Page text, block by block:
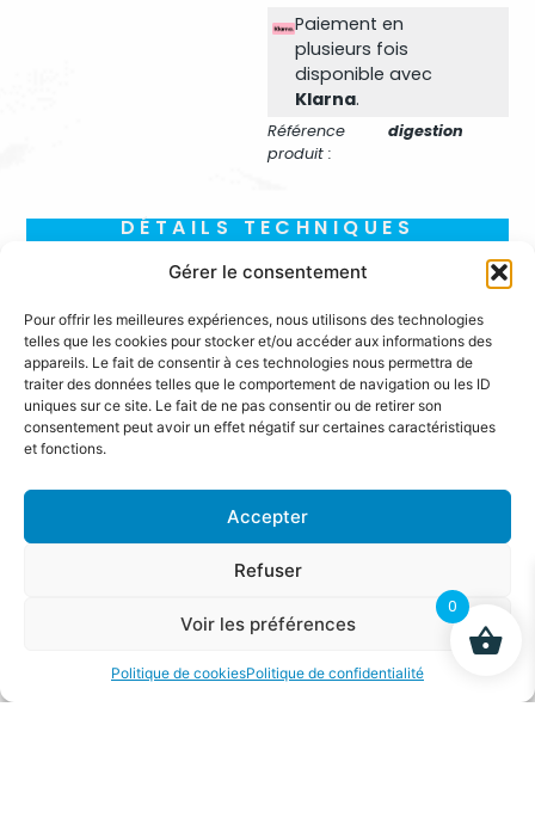
Gérer le consentement
Pour offrir les meilleures expériences, nous utilisons des technologies
telles que les cookies pour stocker et/ou accéder aux informations des
appareils. Le fait de consentir à ces technologies nous permettra de
traiter des données telles que le comportement de navigation ou les ID
uniques sur ce site. Le fait de ne pas consentir ou de retirer son
consentement peut avoir un effet négatif sur certaines caractéristiques
et fonctions.
Accepter
Refuser
Voir les préférences
Politique de cookiesPolitique de confidentialité
Paiement en
plusieurs fois
disponible avec
Klarna.​
Référence
produit :
digestion
DÉTAILS TECHNIQUES
0